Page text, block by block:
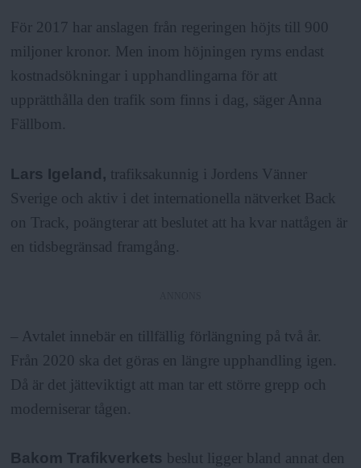
För 2017 har anslagen från regeringen höjts till 900
miljoner kronor. Men inom höjningen ryms endast
kostnadsökningar i upphandlingarna för att
upprätthålla den trafik som finns i dag, säger Anna
Fällbom.
Lars Igeland, trafiksakunnig i Jordens Vänner
Sverige och aktiv i det internationella nätverket Back
on Track, poängterar att beslutet att ha kvar nattågen är
en tidsbegränsad framgång.
– Avtalet innebär en tillfällig förlängning på två år.
Från 2020 ska det göras en längre upphandling igen.
Då är det jätteviktigt att man tar ett större grepp och
moderniserar tågen.
Bakom Trafikverkets beslut ligger bland annat den